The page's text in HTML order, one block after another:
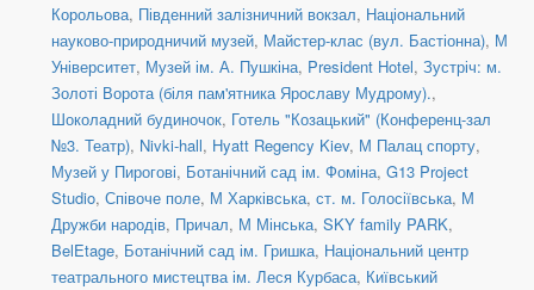
Корольова, Південний залізничний вокзал, Національний
науково-природничий музей, Майстер-клас (вул. Бастіонна), М
Університет, Музей ім. А. Пушкіна, President Hotel, Зустріч: м.
Золоті Ворота (біля пам'ятника Ярославу Мудрому).,
Шоколадний будиночок, Готель "Козацький" (Конференц-зал
№3. Театр), Nivki-hall, Hyatt Regency Kiev, М Палац спорту,
Музей у Пирогові, Ботанічний сад ім. Фоміна, G13 Project
Studio, Співоче поле, М Харківська, ст. м. Голосіївська, М
Дружби народів, Причал, М Мінська, SKY family PARK,
BelEtage, Ботанічний сад ім. Гришка, Національний центр
театрального мистецтва ім. Леся Курбаса, Київський